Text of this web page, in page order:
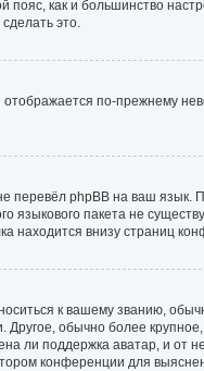
пояс, как и большинство
это.
по-прежнему
перевёл phpBB на ваш язык.
языкового пакета не
находится внизу страниц
к вашему званию,
обычно более
ли поддержка аватар, и от
конференции для